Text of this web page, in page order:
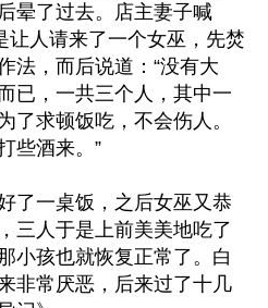
晕了过去。店主妻子喊
让人请来了一个女巫，先焚
法，而后说道：“没有大
已，一共三个人，其中一
了求顿饭吃，不会伤人。
些酒来。”
了一桌饭，之后女巫又恭
三人于是上前美美地吃了
小孩也就恢复正常了。白
非常厌恶，后来过了十几